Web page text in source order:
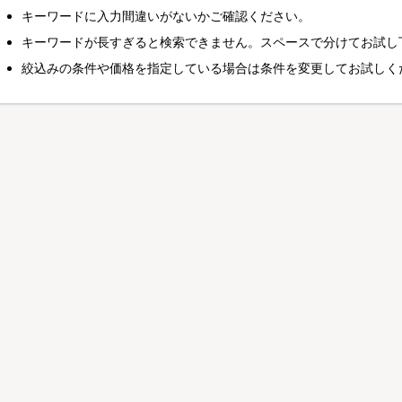
キーワードに入力間違いがないかご確認ください。
キーワードが長すぎると検索できません。スペースで分けてお試し
絞込みの条件や価格を指定している場合は条件を変更してお試しく